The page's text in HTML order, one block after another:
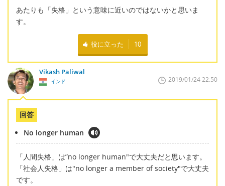
あたりも「失格」という意味に近いのではないかと思いま
す。
役に立った 10
Vikash Paliwal
インド 2019/01/24 22:50
回答
No longer human
「人間失格」は”no longer human"で大丈夫だと思います。
「社会人失格」は"no longer a member of society"で大丈夫
です。